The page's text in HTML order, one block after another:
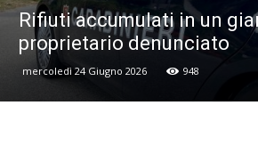
Rifiuti accumulati in un
proprietario denunciato
mercoledì 24 Giugno 2026 948